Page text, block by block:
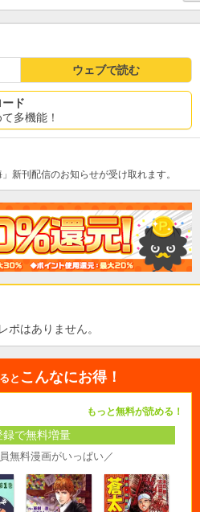
ウェブで読む
ド
多機能！
新刊配信のお知らせが受け取れます。
ポはありません。
と こんなにお得！
もっと無料が読める！
録で無料増量
無料漫画がいっぱい／